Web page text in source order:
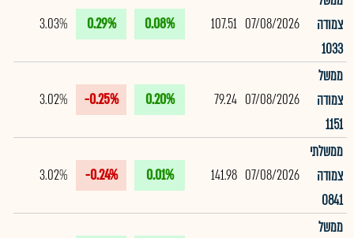
צמודה
1033
07/08/2026
107.51
0.08%
0.29%
3.03%
ממשל
צמודה
1151
07/08/2026
79.24
0.20%
-0.25%
3.02%
ממשלתי
צמודה
0841
07/08/2026
141.98
0.01%
-0.24%
3.02%
ממשל